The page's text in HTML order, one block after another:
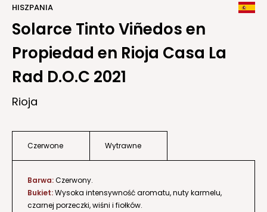
HISZPANIA
Solarce Tinto Viñedos en
Propiedad en Rioja Casa La
Rad D.O.C 2021
Rioja
Czerwone Wytrawne
Barwa:Czerwony.
Bukiet:Wysoka intensywność aromatu, nuty karmelu,
czarnej porzeczki, wiśni i fiołków.